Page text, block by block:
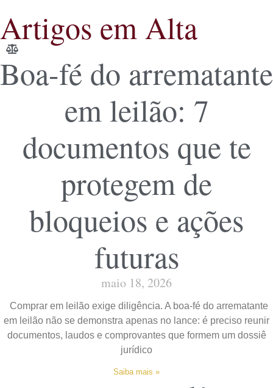
Artigos em Alta
Boa-fé do arrematante
em leilão: 7
documentos que te
protegem de
bloqueios e ações
futuras
maio 18, 2026
Comprar em leilão exige diligência. A boa-fé do arrematante
em leilão não se demonstra apenas no lance: é preciso reunir
documentos, laudos e comprovantes que formem um dossiê
jurídico
Saiba mais »